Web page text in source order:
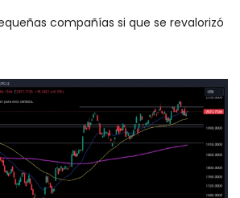
compañías si que se revalorizó